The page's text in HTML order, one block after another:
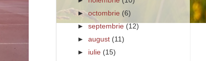
►octombrie (6)
►septembrie (12)
►august (11)
► iulie (15)